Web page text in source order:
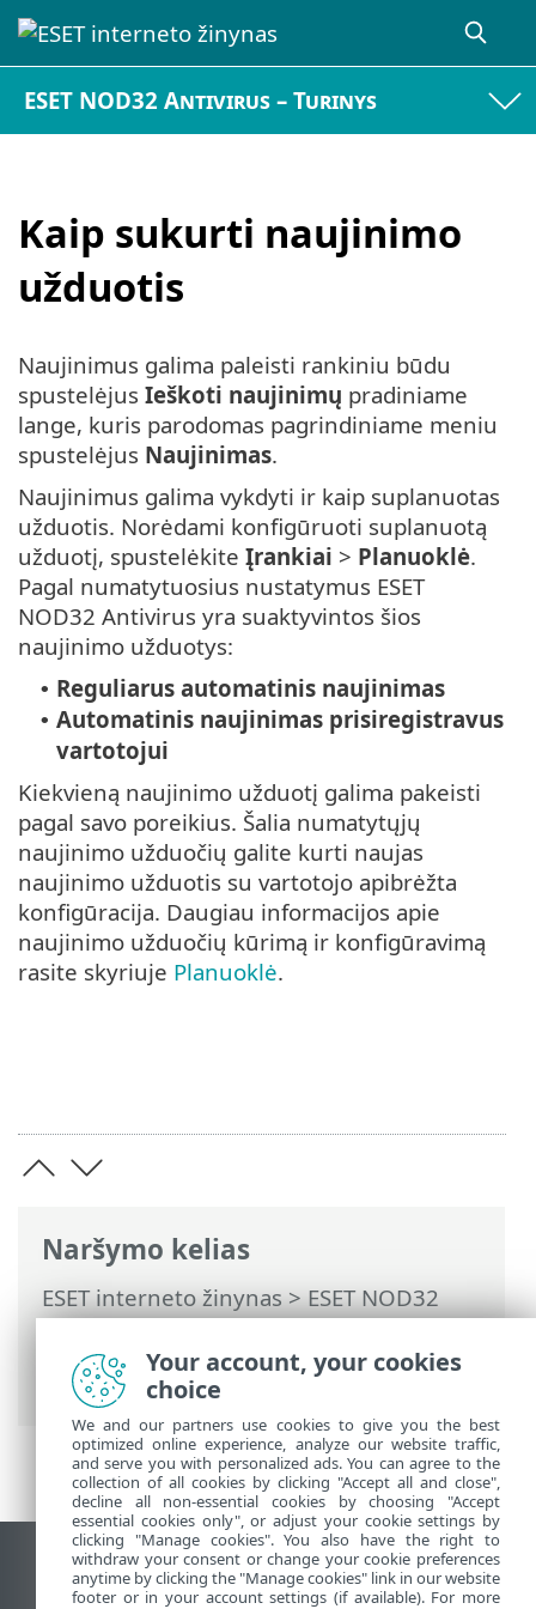
ESET NOD32 Antivirus – Turinys
Kaip sukurti naujinimo
užduotis
Naršymo kelias
ESET interneto žinynas>ESET NOD32
Antivirus>Darbas su ESET NOD32
Antivirus
>Naujinti> Kaip sukurti
naujinimo užduotis
Naujinimus galima paleisti rankiniu būdu
spustelėjus Ieškoti naujinimų pradiniame
lange, kuris parodomas pagrindiniame meniu
spustelėjus Naujinimas.
Naujinimus galima vykdyti ir kaip suplanuotas
užduotis. Norėdami konfigūruoti suplanuotą
užduotį, spustelėkite Įrankiai > Planuoklė.
Pagal numatytuosius nustatymus ESET
NOD32 Antivirus yra suaktyvintos šios
naujinimo užduotys:
• Reguliarus automatinis naujinimas
• Automatinis naujinimas prisiregistravus
vartotojui
Kiekvieną naujinimo užduotį galima pakeisti
pagal savo poreikius. Šalia numatytųjų
naujinimo užduočių galite kurti naujas
naujinimo užduotis su vartotojo apibrėžta
konfigūracija. Daugiau informacijos apie
naujinimo užduočių kūrimą ir konfigūravimą
rasite skyriuje Planuoklė.
Rodyti darbalaukio tinklavietę
End of Life
Your account, your cookies
choice
We and our partners use cookies to give you the best
optimized online experience, analyze our website traffic,
and serve you with personalized ads. You can agree to the
collection of all cookies by clicking "Accept all and close",
decline all non-essential cookies by choosing "Accept
essential cookies only", or adjust your cookie settings by
clicking "Manage cookies". You also have the right to
withdraw your consent or change your cookie preferences
anytime by clicking the "Manage cookies" link in our website
footer or in your account settings (if available). For more